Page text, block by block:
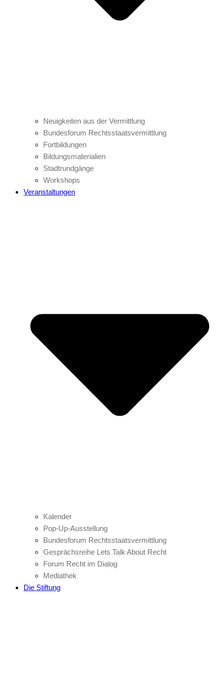
Neuigkeiten aus der Vermittlung
Bundesforum Rechtsstaatsvermittlung
Fortbildungen
Bildungsmaterialien
Stadtrundgänge
Workshops
Veranstaltungen
Kalender
Pop-Up-Ausstellung
Bundesforum Rechtsstaatsvermittlung
Gesprächsreihe Lets Talk About Recht
Forum Recht im Dialog
Mediathek
Die Stiftung